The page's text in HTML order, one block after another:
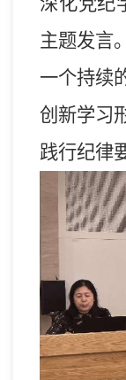
主题发言
一个持续
创新学习
践行纪律